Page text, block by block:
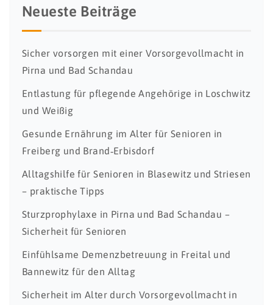
Neueste Beiträge
Sicher vorsorgen mit einer Vorsorgevollmacht in
Pirna und Bad Schandau
Entlastung für pflegende Angehörige in Loschwitz
und Weißig
Gesunde Ernährung im Alter für Senioren in
Freiberg und Brand‑Erbisdorf
Alltagshilfe für Senioren in Blasewitz und Striesen
– praktische Tipps
Sturzprophylaxe in Pirna und Bad Schandau –
Sicherheit für Senioren
Einfühlsame Demenzbetreuung in Freital und
Bannewitz für den Alltag
Sicherheit im Alter durch Vorsorgevollmacht in